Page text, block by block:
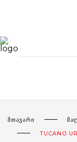
ᲛᲗᲐᲕᲐᲠᲘ
TUCANO